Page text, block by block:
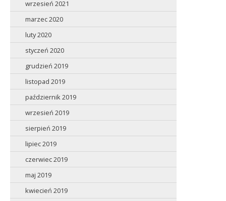
wrzesień 2021
marzec 2020
luty 2020
styczeń 2020
grudzień 2019
listopad 2019
październik 2019
wrzesień 2019
sierpień 2019
lipiec 2019
czerwiec 2019
maj 2019
kwiecień 2019